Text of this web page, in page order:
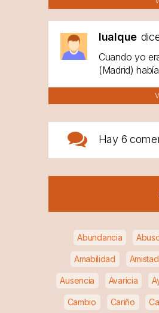
lualque
Cuando yo
(Madrid)
Hay 6
Abundancia
Amabilidad Amistad
Ausencia Avaricia
Cambio Cariño